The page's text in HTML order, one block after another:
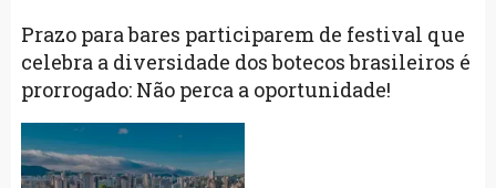
Prazo para bares participarem de festival que
celebra a diversidade dos botecos brasileiros é
prorrogado: Não perca a oportunidade!